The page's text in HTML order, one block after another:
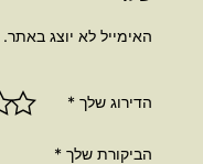
האימייל לא יוצג באתר.
הדירוג שלך*
הביקורת שלך*